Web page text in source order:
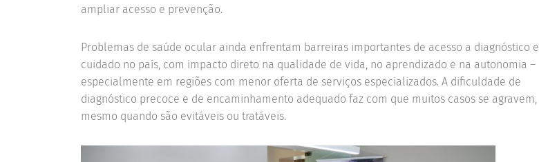
ampliar acesso e prevenção.
Problemas de saúde ocular ainda enfrentam barreiras importantes de acesso a diagnóstico e
cuidado no país, com impacto direto na qualidade de vida, no aprendizado e na autonomia –
especialmente em regiões com menor oferta de serviços especializados. A dificuldade de
diagnóstico precoce e de encaminhamento adequado faz com que muitos casos se agravem,
mesmo quando são evitáveis ou tratáveis.